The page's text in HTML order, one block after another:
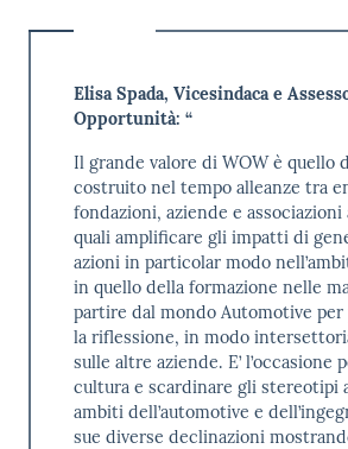
Elisa Spada, Vicesindaca e
Opportunità: “
Il grande valore di WOW è quello
costruito nel tempo alleanze tra
fondazioni, aziende e
quali amplificare gli impatti di
azioni in particolar modo
in quello della formazione nelle
partire dal mondo Automotive per
la riflessione, in modo
sulle altre aziende. E’ l’occasione
cultura e scardinare gli stereotipi
ambiti dell’automotive e
sue diverse declinazioni